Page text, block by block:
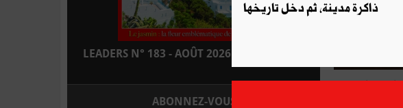
تعريفا
LEADERS N° 183 - AOÛT 2026 : EN KIOSQUE
ABONNEZ-VOUS
ذاكرة مدينة، ثم دخل تاريخها